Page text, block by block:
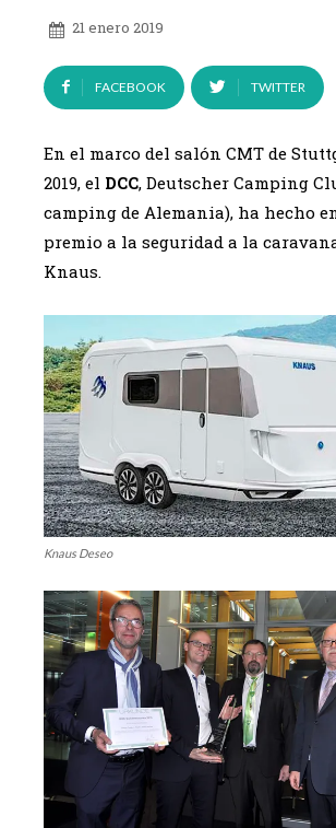
21 enero 2019
FACEBOOK TWITTER
En el marco del salón CMT de
2019, el DCC, Deutscher Camping
camping de Alemania), ha hecho
premio a la seguridad a la
Knaus.
Knaus Deseo